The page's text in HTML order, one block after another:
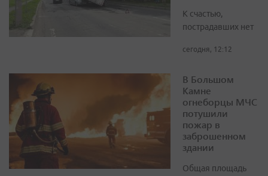
К счастью,
пострадавших нет
сегодня, 12:12
В Большом
Камне
огнеборцы МЧС
потушили
пожар в
заброшенном
здании
Общая площадь